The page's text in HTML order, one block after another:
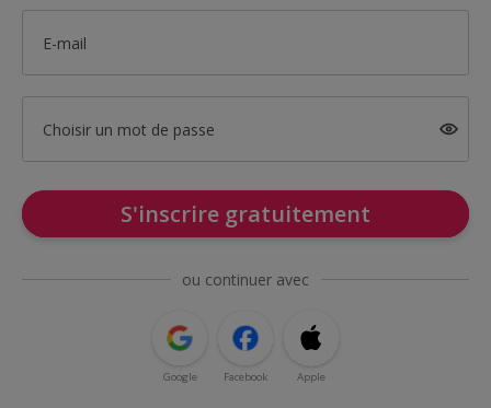
E-mail
Choisir un mot de passe
S'inscrire gratuitement
ou continuer avec
Google Facebook Apple